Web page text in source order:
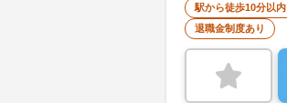
駅から徒歩10分以内
退職金制度あり